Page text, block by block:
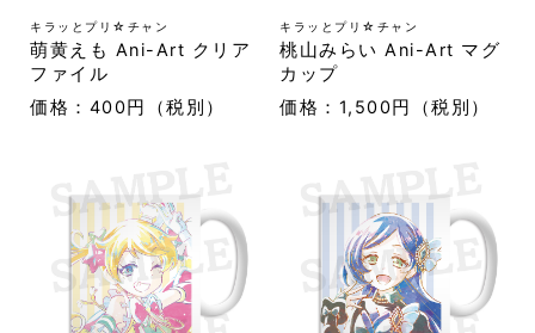
キラッとプリ☆チャン
萌黄えも Ani-Art クリア
ファイル
価格：400円（税別）
キラッとプリ☆チャン
桃山みらい Ani-Art マグ
カップ
価格：1,500円（税別）